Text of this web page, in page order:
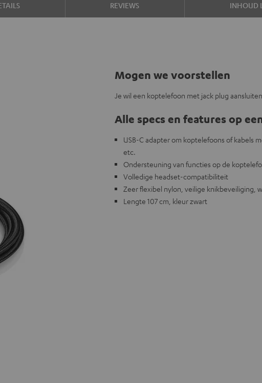
REVIEWS INHOUD
Mogen we voorstellen
Je wil een koptelefoon met jack plug
Alle specs en features op
USB-C adapter om koptelefoons of kabels
etc.
Ondersteuning van functies op de
Volledige headset-compatibiliteit
Zeer flexibel nylon, veilige knikbeveiliging,
Lengte 107 cm, kleur zwart